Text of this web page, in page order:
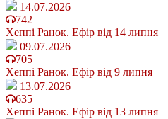
14.07.2026
742
Хеппі Ранок. Ефір від 14 липня
09.07.2026
705
Хеппі Ранок. Ефір від 9 липня
13.07.2026
635
Хеппі Ранок. Ефір від 13 липня